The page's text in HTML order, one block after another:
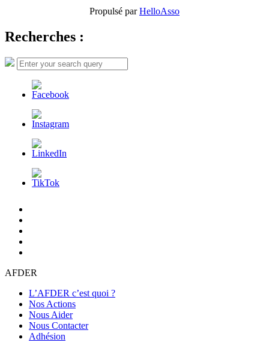
Propulsé parHelloAsso
Recherches :
Search
for:
Search
AFDER
L’AFDER c’est quoi ?
Nos Actions
Nous Aider
Nous Contacter
Adhésion